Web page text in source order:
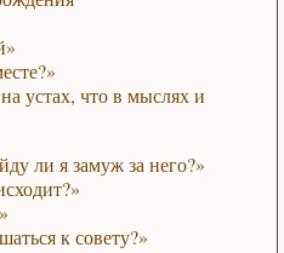
устах, что в мыслях и
ли я замуж за него?»
к совету?»